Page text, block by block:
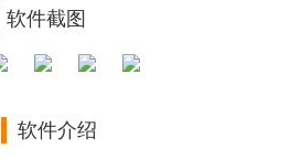
软件截图
软件介绍